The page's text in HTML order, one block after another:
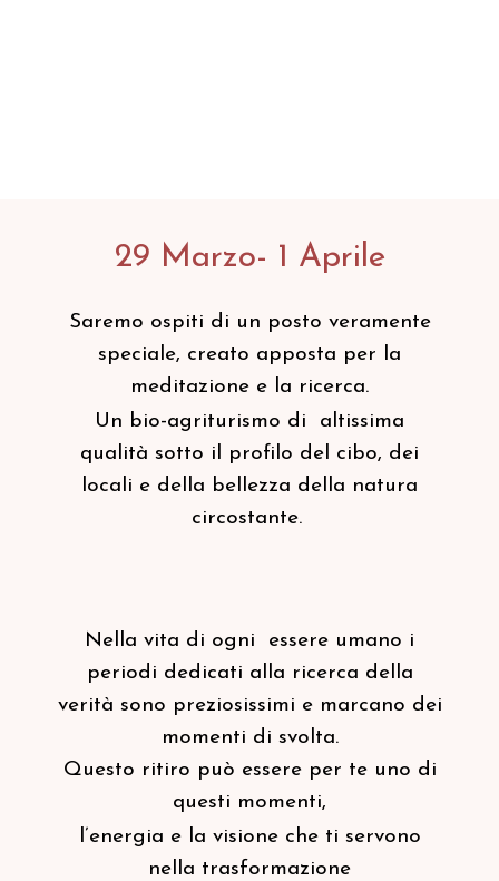
29 Marzo- 1 Aprile
Saremo ospiti di un posto veramente
speciale, creato apposta per la
meditazione e la ricerca.
Un bio-agriturismo di altissima
qualità sotto il profilo del cibo, dei
locali e della bellezza della natura
circostante.
Nella vita di ogni essere umano i
periodi dedicati alla ricerca della
verità sono preziosissimi e marcano dei
momenti di svolta.
Questo ritiro può essere per te uno di
questi momenti,
l’energia e la visione che ti servono
nella trasformazione